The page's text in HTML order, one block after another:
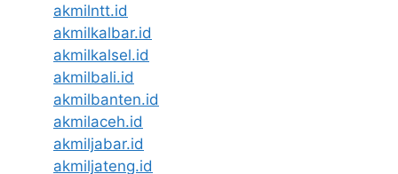
akmilntt.id
akmilkalbar.id
akmilkalsel.id
akmilbali.id
akmilbanten.id
akmilaceh.id
akmiljabar.id
akmiljateng.id